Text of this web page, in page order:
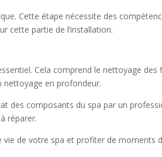
Cette étape nécessite des
cette partie de l’installation.
Cela comprend le nettoyage des
nettoyage en profondeur.
des composants du spa par un
réparer.
de votre spa et profiter de moments